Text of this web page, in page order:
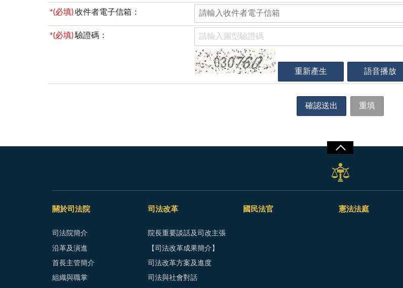
*(必填) 收件者電子信箱：
*(必填) 驗證碼：
關於司法院
司法院簡介
沿革及演進
首長主管簡介
組織與職掌
司法改革
院長重要談話及司改主張
【司法改革成果簡介】
司法改革方案及進度
司法與社會對話
國民法官 憲法法庭